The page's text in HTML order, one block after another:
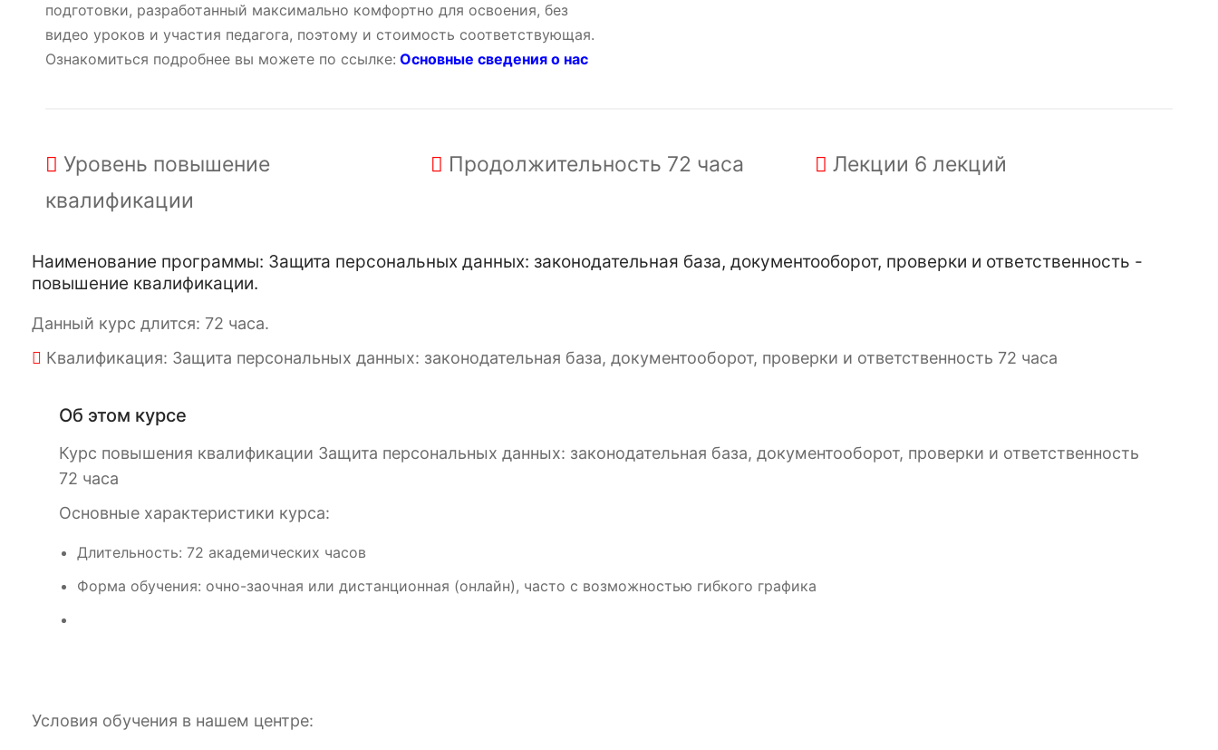
подготовки, разработанный максимально комфортно для освоения, без
видео уроков и участия педагога, поэтому и стоимость соответствующая.
Ознакомиться подробнее вы можете по ссылке: Основные сведения о нас
Уровень повышение
квалификации
Продолжительность 72 часа Лекции 6 лекций
Наименование программы: Защита персональных данных: законодательная база, документооборот, проверки и ответственность -
повышение квалификации.
Данный курс длится: 72 часа.
Квалификация: Защита персональных данных: законодательная база, документооборот, проверки и ответственность 72 часа
Об этом курсе
Курс повышения квалификации Защита персональных данных: законодательная база, документооборот, проверки и ответственность
72 часа
Основные характеристики курса:
Длительность: 72 академических часов
Форма обучения: очно-заочная или дистанционная (онлайн), часто с возможностью гибкого графика
Условия обучения в нашем центре: